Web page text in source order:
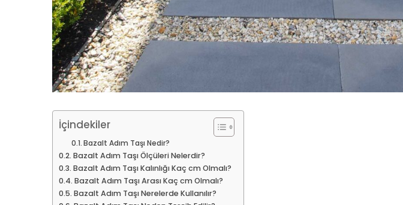
İçindekiler
Bazalt Adım Taşı Nedir?
Bazalt Adım Taşı Ölçüleri Nelerdir?
Bazalt Adım Taşı Kalınlığı Kaç cm Olmalı?
Bazalt Adım Taşı Arası Kaç cm Olmalı?
Bazalt Adım Taşı Nerelerde Kullanılır?